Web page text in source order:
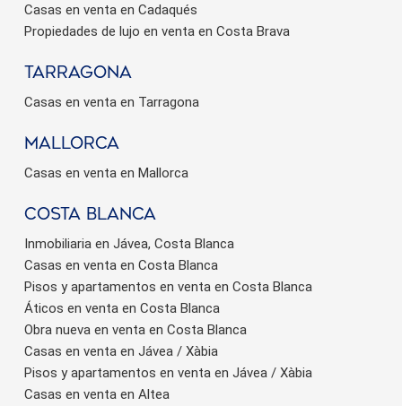
Casas en venta en Cadaqués
Propiedades de lujo en venta en Costa Brava
Tarragona
Casas en venta en Tarragona
Mallorca
Casas en venta en Mallorca
Costa Blanca
Inmobiliaria en Jávea, Costa Blanca
Casas en venta en Costa Blanca
Pisos y apartamentos en venta en Costa Blanca
Áticos en venta en Costa Blanca
Obra nueva en venta en Costa Blanca
Casas en venta en Jávea / Xàbia
Pisos y apartamentos en venta en Jávea / Xàbia
Casas en venta en Altea